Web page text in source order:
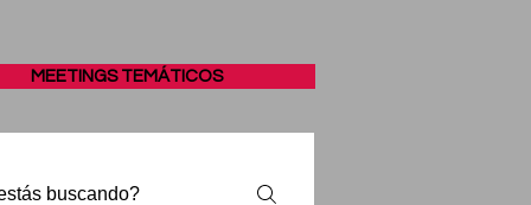
MEETINGS TEMÁTICOS